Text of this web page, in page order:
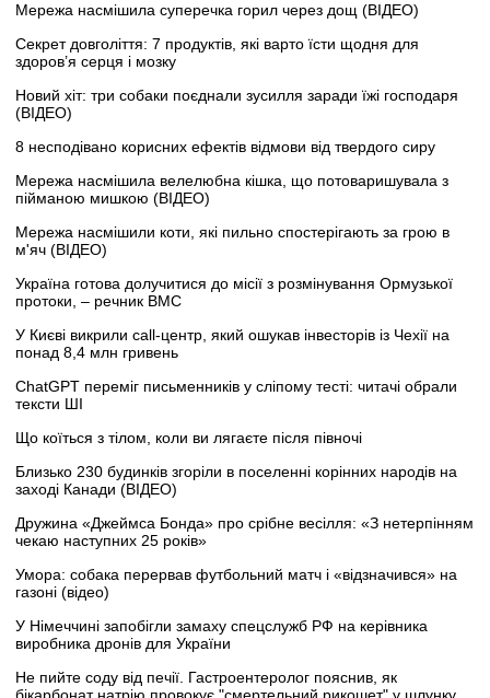
Мережа насмішила суперечка горил через дощ (ВІДЕО)
Секрет довголіття: 7 продуктів, які варто їсти щодня для
здоров’я серця і мозку
Новий хіт: три собаки поєднали зусилля заради їжі господаря
(ВІДЕО)
8 несподівано корисних ефектів відмови від твердого сиру
Мережа насмішила велелюбна кішка, що потоваришувала з
пійманою мишкою (ВІДЕО)
Мережа насмішили коти, які пильно спостерігають за грою в
м'яч (ВІДЕО)
Україна готова долучитися до місії з розмінування Ормузької
протоки, – речник ВМС
У Києві викрили call-центр, який ошукав інвесторів із Чехії на
понад 8,4 млн гривень
ChatGPT переміг письменників у сліпому тесті: читачі обрали
тексти ШІ
Що коїться з тілом, коли ви лягаєте після півночі
Близько 230 будинків згоріли в поселенні корінних народів на
заході Канади (ВІДЕО)
Дружина «Джеймса Бонда» про срібне весілля: «З нетерпінням
чекаю наступних 25 років»
Умора: собака перервав футбольний матч і «відзначився» на
газоні (відео)
У Німеччині запобігли замаху спецслужб РФ на керівника
виробника дронів для України
Не пийте соду від печії. Гастроентеролог пояснив, як